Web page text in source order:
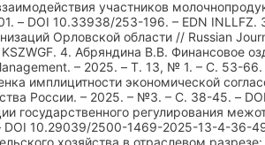
участников
– DOI 10.33938/253-196. – EDN INLLFZ.
Орловской области // Russian
4. Абряндина В.В. Финансовое
– 2025. – Т. 13, № 1. – С. 53-
имплицитности экономической
России. – 2025. – №3. – С. 38-45. –
регулирования
10.29039/2500-1469-2025-13-4-36-49.
хозяйства в отраслевом